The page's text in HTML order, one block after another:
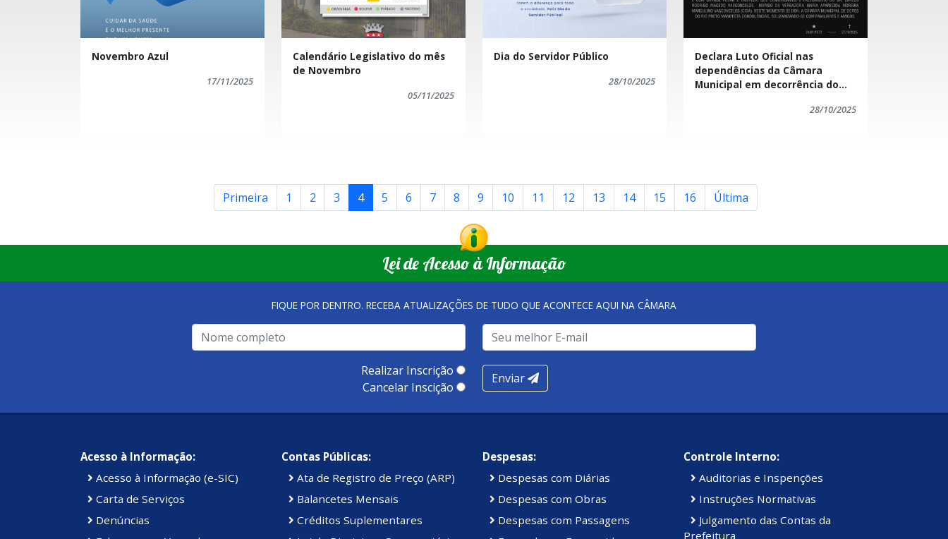
Estágio
Evento
Homenagem a mulher
Institucional
Luto
Luto Oficial
Pesquisa de Satisfação
Processo Seletivo
Novembro Azul
17/11/2025
Calendário Legislativo do mês
de Novembro
05/11/2025
Dia do Servidor Público
28/10/2025
Declara Luto Oficial nas
dependências da Câmara
Municipal em decorrência do
Rodrigo Macedo Vasconcelos
28/10/2025
Primeira 1 2 3 4 5 6 7 8 9 10 11 12 13 14 15 16 Última
Lei de Acesso à Informação
FIQUE POR DENTRO. RECEBA ATUALIZAÇÕES DE TUDO QUE ACONTECE AQUI NA CÂMARA
Realizar Inscrição
Cancelar Inscição
Enviar
Acesso à Informação:
Acesso à Informação (e-SIC)
Carta de Serviços
Denúncias
Contas Públicas:
Ata de Registro de Preço (ARP)
Balancetes Mensais
Créditos Suplementares
Despesas:
Despesas com Diárias
Despesas com Obras
Despesas com Passagens
Controle Interno:
Auditorias e Inspenções
Instruções Normativas
Julgamento das Contas da
Prefeitura